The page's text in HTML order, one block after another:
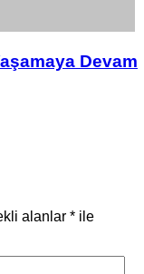
Devam
alanlar * ile